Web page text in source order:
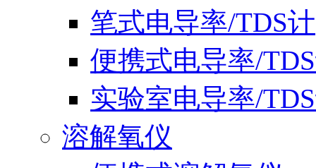
笔式电导率/TDS计
便携式电导率/
实验室电导率/
溶解氧仪